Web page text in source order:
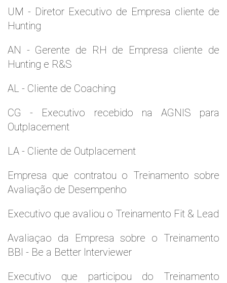
UM - Diretor Executivo de Empresa cliente de
Hunting
AN - Gerente de RH de Empresa cliente de
Hunting e R&S
AL - Cliente de Coaching
CG - Executivo recebido na AGNIS para
Outplacement
LA - Cliente de Outplacement
Empresa que contratou o Treinamento sobre
Avaliação de Desempenho
Executivo que avaliou o Treinamento Fit & Lead
Avaliaçao da Empresa sobre o Treinamento
BBI - Be a Better Interviewer
Executivo que participou do Treinamento